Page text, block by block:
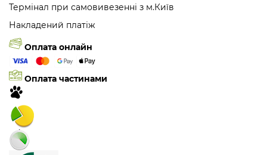
Термінал при самовивезенні з м.Київ
Накладений платіж
Оплата онлайн
Оплата частинами